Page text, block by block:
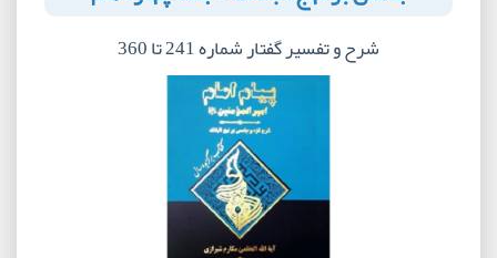
شرح و تفسیر گفتار شماره 241 تا 360